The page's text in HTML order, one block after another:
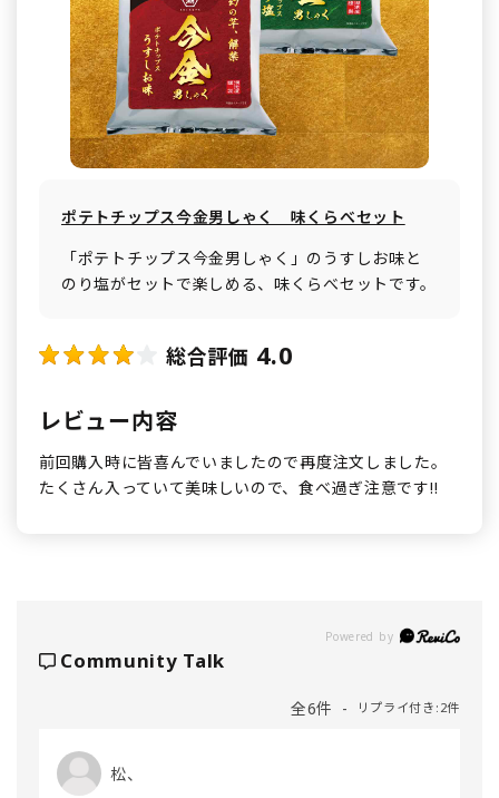
ポテトチップス今金男しゃく 味くらべセット
「ポテトチップス今金男しゃく」のうすしお味と
のり塩がセットで楽しめる、味くらべセットです。
総合評価 4.0
レビュー内容
前回購入時に皆喜んでいましたので再度注文しました。
たくさん入っていて美味しいので、食べ過ぎ注意です!!
Powered by
Community Talk
全6件 リプライ付き:2件
松、